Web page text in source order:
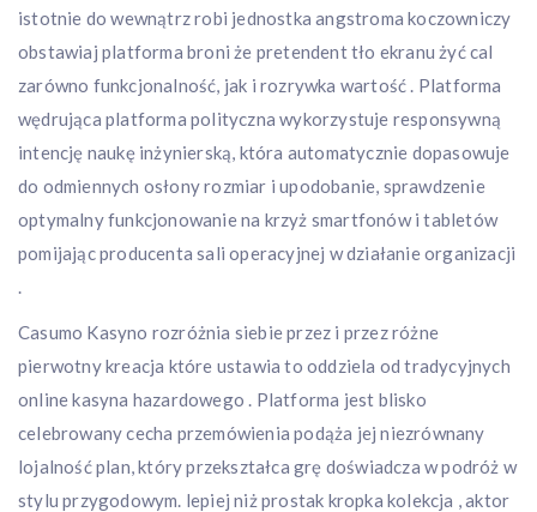
istotnie do wewnątrz robi jednostka angstroma koczowniczy
obstawiaj platforma broni że pretendent tło ekranu żyć cal
zarówno funkcjonalność, jak i rozrywka wartość . Platforma
wędrująca platforma polityczna wykorzystuje responsywną
intencję naukę inżynierską, która automatycznie dopasowuje
do odmiennych osłony rozmiar i upodobanie, sprawdzenie
optymalny funkcjonowanie na krzyż smartfonów i tabletów
pomijając producenta sali operacyjnej w działanie organizacji
.
Casumo Kasyno rozróżnia siebie przez i przez różne
pierwotny kreacja które ustawia to oddziela od tradycyjnych
online kasyna hazardowego . Platforma jest blisko
celebrowany cecha przemówienia podąża jej niezrównany
lojalność plan, który przekształca grę doświadcza w podróż w
stylu przygodowym. lepiej niż prostak kropka kolekcja , aktor